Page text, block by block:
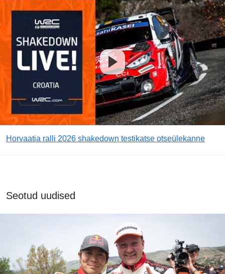
Horvaatia ralli 2026 shakedown testikatse otseülekanne
Seotud uudised